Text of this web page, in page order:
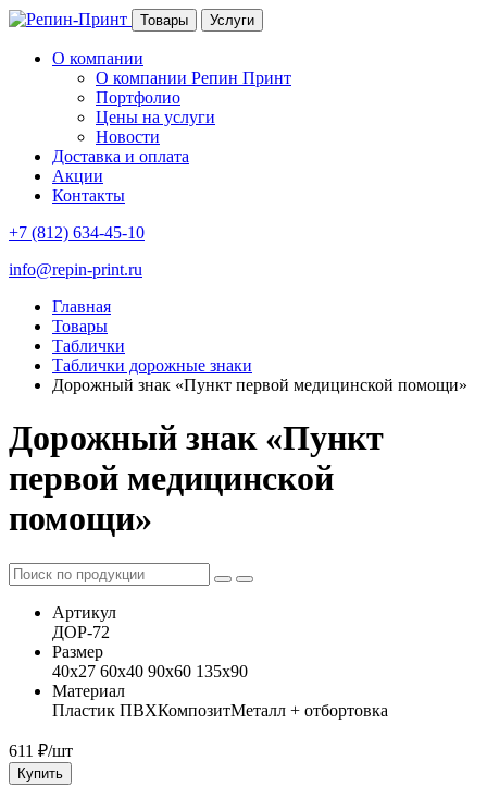
Товары Услуги
О компании
О компании Репин Принт
Портфолио
Цены на услуги
Новости
Доставка и оплата
Акции
Контакты
+7 (812) 634-45-10
info@repin-print.ru
Главная
Товары
Таблички
Таблички дорожные знаки
Дорожный знак «Пункт первой медицинской помощи»
Дорожный знак «Пункт
первой медицинской
помощи»
Артикул
ДОР-72
Размер
40x27 60x40 90x60 135x90
Материал
Пластик ПВХКомпозитМеталл + отбортовка
611 ₽/шт
Купить